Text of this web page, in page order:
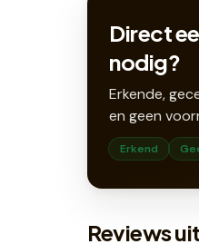
Direct
nodig?
Erkende,
en geen
Erkend
Reviews